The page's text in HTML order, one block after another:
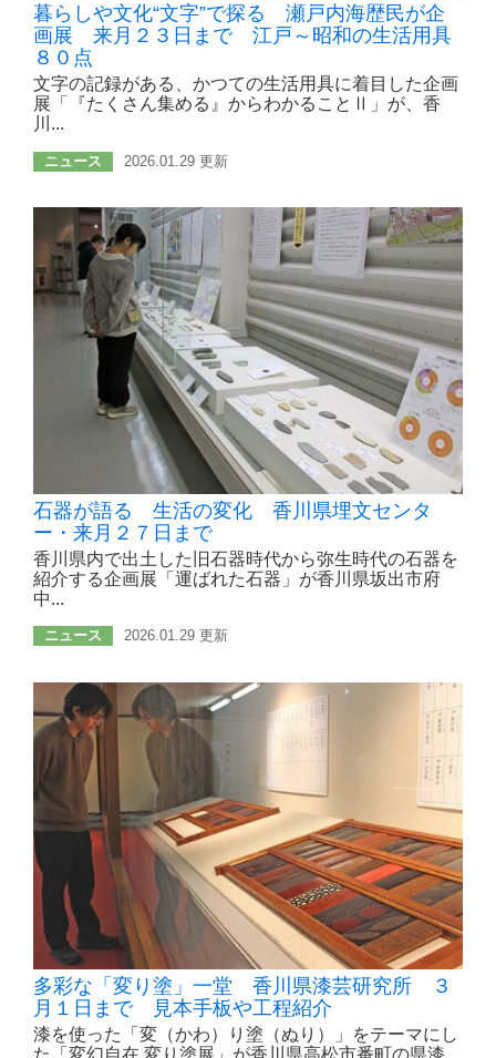
暮らしや文化“文字”で探る 瀬戸内海歴民が企
画展 来月２３日まで 江戸～昭和の生活用具
８０点
文字の記録がある、かつての生活用具に着目した企画
展「『たくさん集める』からわかることⅡ」が、香
川...
ニュース 2026.01.29 更新
石器が語る 生活の変化 香川県埋文センタ
ー・来月２７日まで
香川県内で出土した旧石器時代から弥生時代の石器を
紹介する企画展「運ばれた石器」が香川県坂出市府
中...
ニュース 2026.01.29 更新
多彩な「変り塗」一堂 香川県漆芸研究所 ３
月１日まで 見本手板や工程紹介
漆を使った「変（かわ）り塗（ぬり）」をテーマにし
た「変幻自在 変り塗展」が香川県高松市番町の県漆...